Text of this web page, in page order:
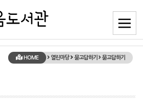
HOME 열린마당 묻고답하기 묻고답하기